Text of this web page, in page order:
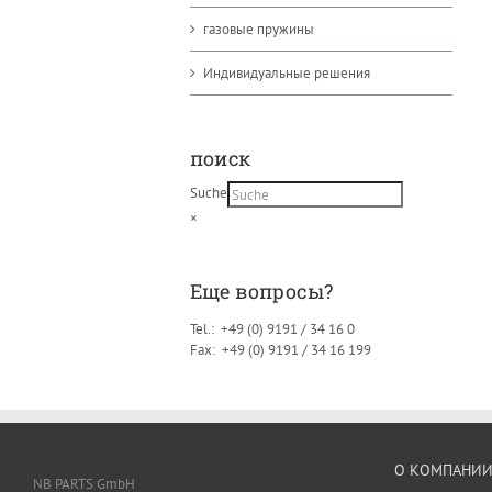
газовые пружины
Индивидуальные решения
поиск
Suche
×
Eще вопросы?
Tel.: +49 (0) 9191 / 34 16 0
Fax: +49 (0) 9191 / 34 16 199
NB PARTS GmbH
О КОМПАНИИ